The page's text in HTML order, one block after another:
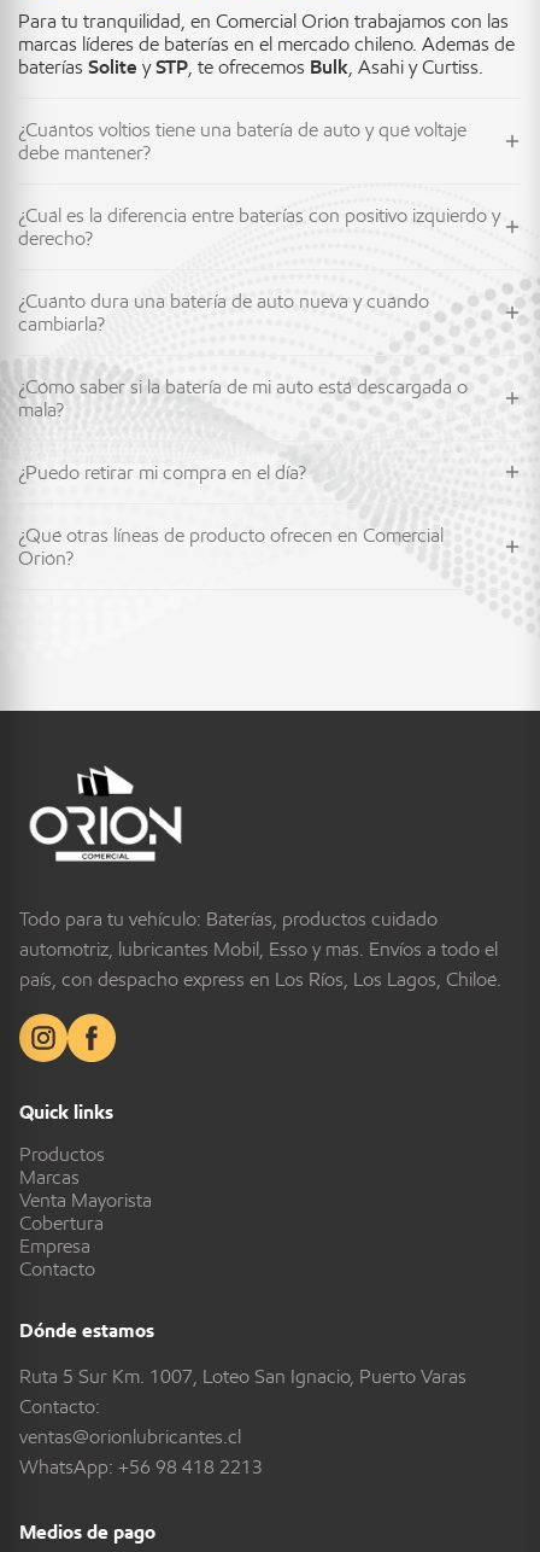
Para tu tranquilidad, en Comercial Orión trabajamos con las
marcas líderes de baterías en el mercado chileno. Además de
baterías Solite ySTP , te ofrecemos Bulk , Asahi y Curtiss.
¿Cuántos voltios tiene una batería de auto y qué voltaje
debe mantener?
¿Cuál es la diferencia entre baterías con positivo izquierdo y
derecho?
¿Cuánto dura una batería de auto nueva y cuándo
cambiarla?
¿Cómo saber si la batería de mi auto está descargada o
mala?
¿Puedo retirar mi compra en el día?
¿Qué otras líneas de producto ofrecen en Comercial
Orión?
Todo para tu vehículo: Baterías, productos cuidado
automotriz, lubricantes Mobil, Esso y más. Envíos a todo el
país, con despacho express en Los Ríos, Los Lagos, Chiloé.
Quick links
Productos
Marcas
Venta Mayorista
Cobertura
Empresa
Contacto
Dónde estamos
Ruta 5 Sur Km. 1007, Loteo San Ignacio, Puerto Varas
Contacto:
ventas@orionlubricantes.cl
WhatsApp: +56 98 418 2213
Medios de pago